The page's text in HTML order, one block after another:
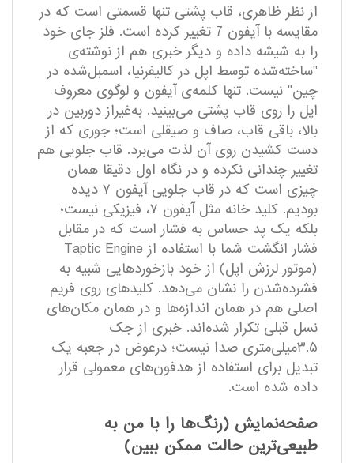
از نظر ظاهری، قاب پشتی تنها قسمتی است که در
مقایسه با آیفون‌ 7 تغییر کرده است. فلز جای خود
را به شیشه داده و دیگر خبری هم از نوشته‌ی
"ساخته‌شده توسط اپل در کالیفرنیا، اسمبل‌شده در
چین" نیست. تنها کلمه‌ی آیفون و لوگوی معروف
اپل را روی قاب پشتی می‌بینید. به‌غیراز دوربین‌ در
بالا، باقی قاب، صاف و صیقلی است؛ جوری که از
دست کشیدن روی آن لذت می‌برد. قاب جلویی هم
تغییر چندانی نکرده و در نگاه اول دقیقا همان
چیزی است که در قاب جلویی آیفون ۷ دیده
بودیم. کلید خانه مثل آیفون ۷، فیزیکی نیست؛
بلکه یک پد حساس به فشار است که در مقابل
فشار انگشت شما با استفاده از Taptic Engine
(موتور لرزش اپل) از خود بازخورد‌هایی شبیه به
فشرده‌شدن را نشان می‌دهد. کلید‌های روی فریم
اصلی هم در همان اندازه‌ها و در همان مکان‌های
نسل قبلی تکرار شده‌اند. خبری از جک
۳.۵میلی‌متری صدا نیست؛ درعوض در جعبه یک
تبدیل برای استفاده از هدفون‌های معمولی قرار
داده‌ شده است.
صفحه‌نمایش (رنگ‌ها را با من به
طبیعی‌ترین حالت ممکن ببین)